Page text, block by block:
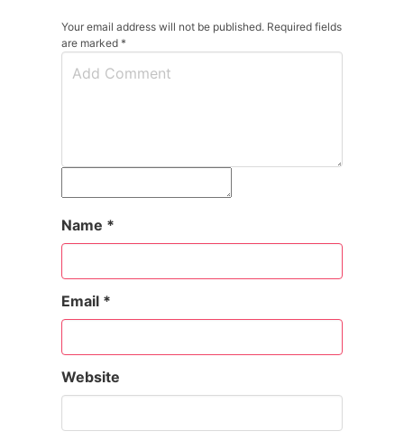
Your email address will not be published. Required fields
are marked *
Name *
Email *
Website